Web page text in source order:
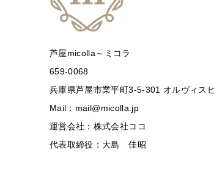
芦屋micolla～ミコラ
659-0068
兵庫県芦屋市業平町3-5-301 オルヴィス
Mail：mail@micolla.jp
運営会社：株式会社ココ
代表取締役：大島 佳昭